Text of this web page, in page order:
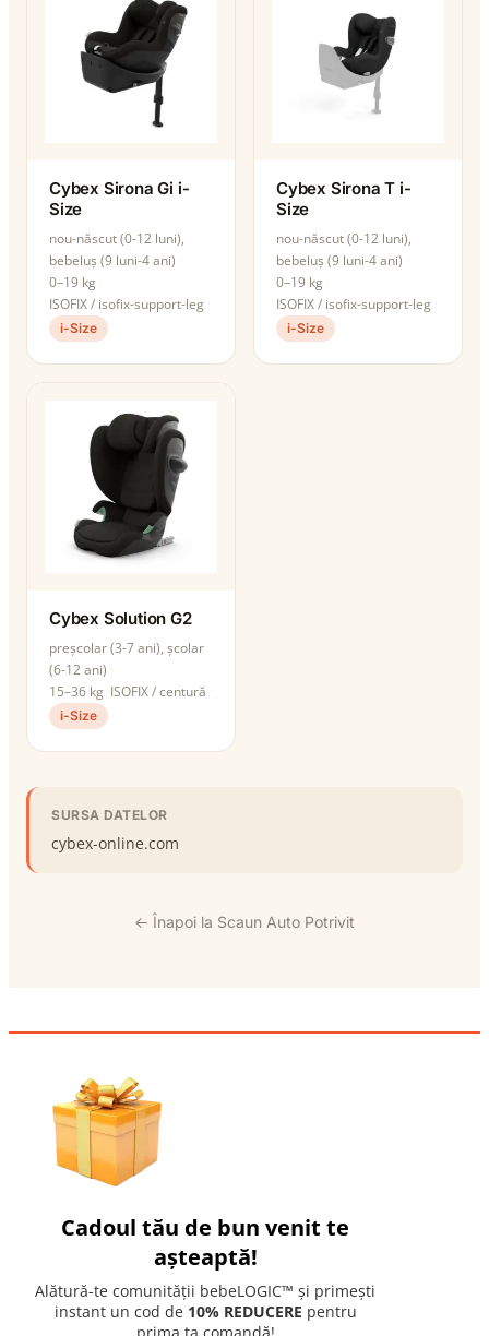
Cybex Sirona Gi i-
Size
nou-născut (0-12 luni),
bebeluș (9 luni-4 ani)
0–19 kg
ISOFIX / isofix-support-leg
i-Size
Cybex Sirona T i-
Size
nou-născut (0-12 luni),
bebeluș (9 luni-4 ani)
0–19 kg
ISOFIX / isofix-support-leg
i-Size
Cybex Solution G2
preșcolar (3-7 ani), școlar
(6-12 ani)
15–36 kg ISOFIX / centură
i-Size
SURSA DATELOR
cybex-online.com
← Înapoi la Scaun Auto Potrivit
Cadoul tău de bun venit te
așteaptă!
Alătură-te comunității bebeLOGIC™ și primești
instant un cod de 10% REDUCERE pentru
prima ta comandă!